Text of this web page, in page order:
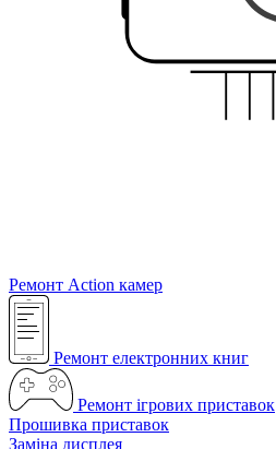
Ремонт Action камер
Ремонт електронних книг
Ремонт ігрових приставок
Прошивка приставок
Заміна дисплея